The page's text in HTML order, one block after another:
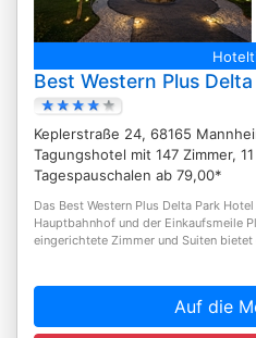
Best Western Plus
Keplerstraße 24, 68165
Tagungshotel mit 147 Zimmer,
Tagespauschalen ab 79,00*
Das Best Western Plus Delta Park
Hauptbahnhof und der Einkaufsmeile
eingerichtete Zimmer und Suiten
Auf die